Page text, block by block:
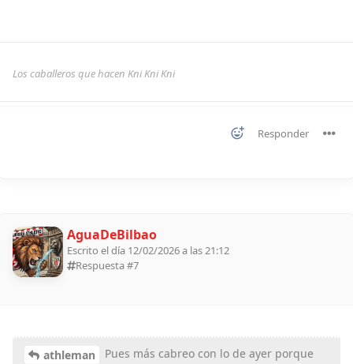
Los caballeros que hacen Kni Kni Kni
Responder
AguaDeBilbao
Escrito el día 12/02/2026 a las 21:12
Respuesta #7
athleman
Pues más cabreo con lo de ayer porque